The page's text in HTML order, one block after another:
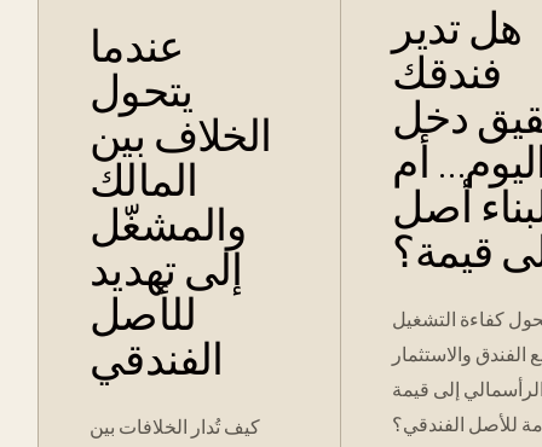
عندما
يتحول
الخلاف بين
المالك
والمشغّل
إلى تهديد
للأصل
الفندقي
كيف تُدار الخلافات بين
هل تدير
فندقك
دخل
أم
أصل
قيمة؟
كفاءة التشغيل
والاستثمار
إلى قيمة
للأصل الفندقي؟